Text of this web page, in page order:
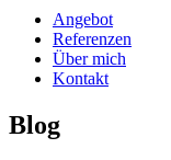
Angebot
Referenzen
Über mich
Kontakt
Blog